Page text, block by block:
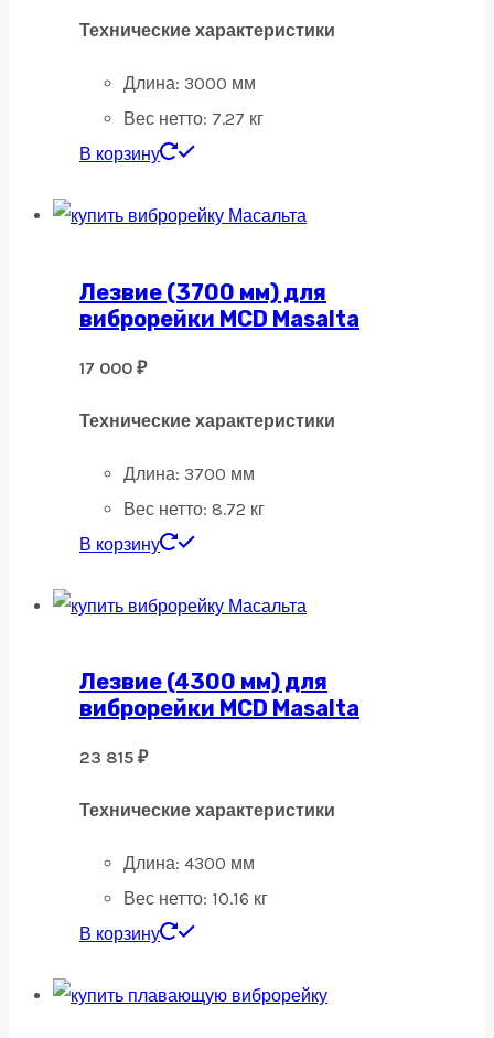
Технические характеристики
Длина: 3000 мм
Вес нетто: 7.27 кг
В корзину
Лезвие (3700 мм) для
виброрейки MCD Masalta
17 000 ₽
Технические характеристики
Длина: 3700 мм
Вес нетто: 8.72 кг
В корзину
Лезвие (4300 мм) для
виброрейки MCD Masalta
23 815 ₽
Технические характеристики
Длина: 4300 мм
Вес нетто: 10.16 кг
В корзину